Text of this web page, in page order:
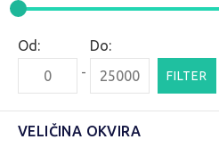
Od:
-
Do:
FILTER
VELIČINA OKVIRA